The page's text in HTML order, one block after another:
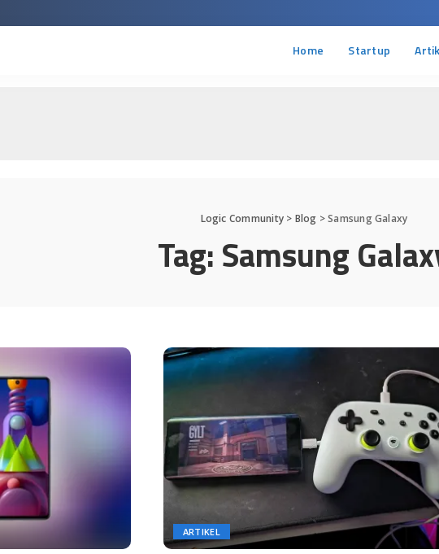
Home Startup
Logic Community> Blog >Samsung Galaxy
Tag:Samsung
ARTIKEL